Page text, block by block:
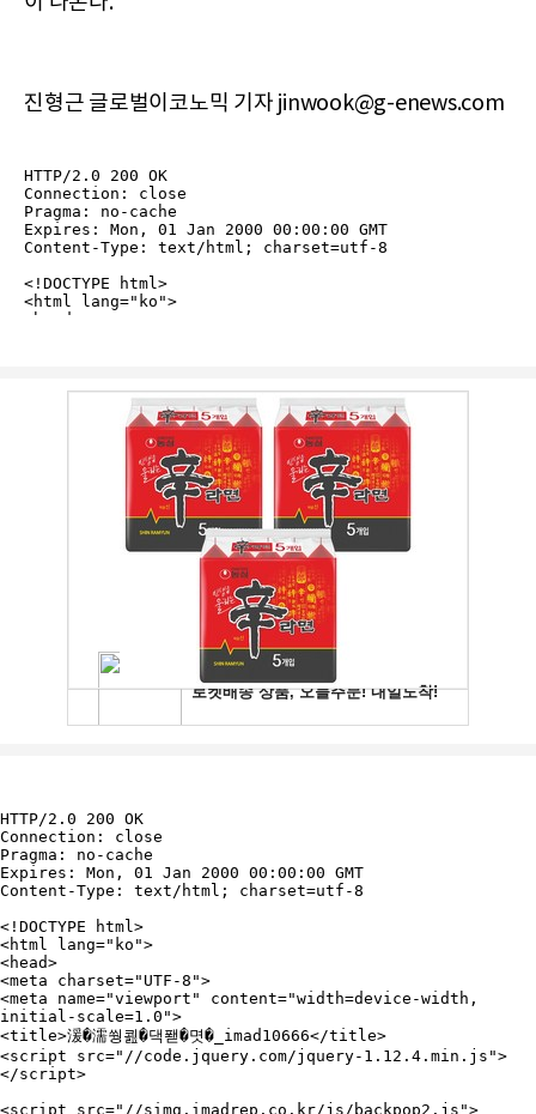
진형근 글로벌이코노믹 기자 jinwook@g-enews.com